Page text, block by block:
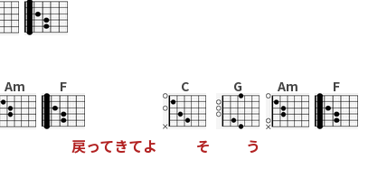
Am F
戻ってきてよ
C
そ
G
う
Am F